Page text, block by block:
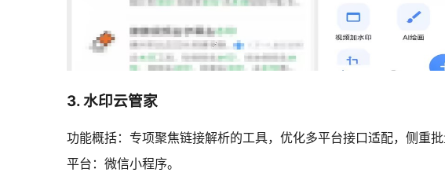
3. 水印云管家
功能概括：专项聚焦链接解析的工具，优化多平台接口适配，侧重批
平台：微信小程序。